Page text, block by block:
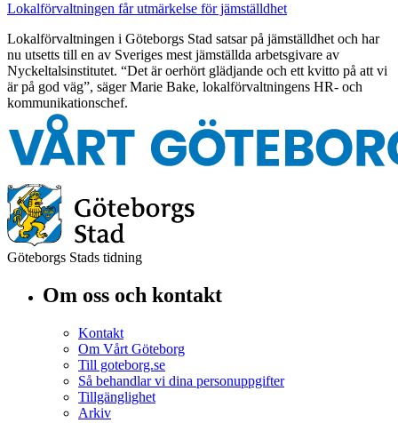
Lokalförvaltningen får utmärkelse för jämställdhet
Lokalförvaltningen i Göteborgs Stad satsar på jämställdhet och har
nu utsetts till en av Sveriges mest jämställda arbetsgivare av
Nyckeltalsinstitutet. “Det är oerhört glädjande och ett kvitto på att vi
är på god väg”, säger Marie Bake, lokalförvaltningens HR- och
kommunikationschef.
Göteborgs Stads tidning
Om oss och kontakt
Kontakt
Om Vårt Göteborg
Till goteborg.se
Så behandlar vi dina personuppgifter
Tillgänglighet
Arkiv